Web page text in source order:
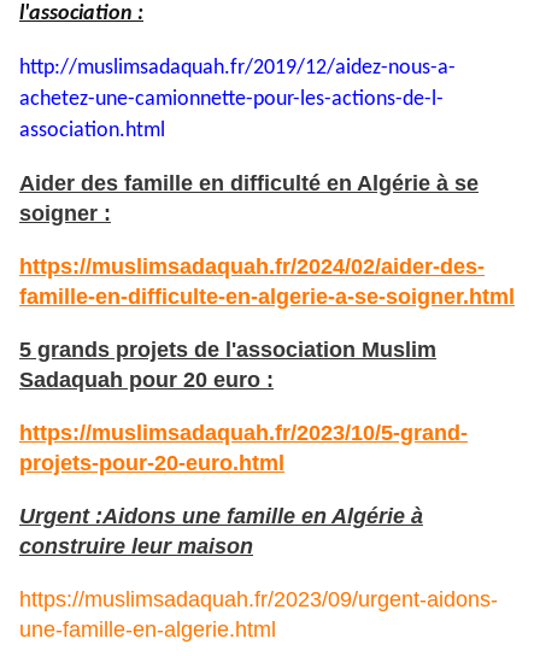
l'association :
http://muslimsadaquah.fr/2019/12/aidez-nous-a-
achetez-une-camionnette-pour-les-actions-de-l-
association.html
Aider des famille en difficulté en Algérie à se
soigner :
https://muslimsadaquah.fr/2024/02/aider-des-
famille-en-difficulte-en-algerie-a-se-soigner.html
5 grands projets de l'association Muslim
Sadaquah pour 20 euro :
https://muslimsadaquah.fr/2023/10/5-grand-
projets-pour-20-euro.html
Urgent :Aidons une famille en Algérie à
construire leur maison
https://muslimsadaquah.fr/2023/09/urgent-aidons-
une-famille-en-algerie.html